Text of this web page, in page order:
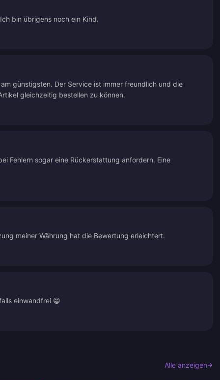
bin übrigens noch ein Kind.
günstigsten. Der Service ist immer freundlich und die
gleichzeitig bestellen zu können.
Fehlern sogar eine Rückerstattung anfordern. Eine
meiner Währung hat die Bewertung erleichtert.
einwandfrei 😁
Alle anzeigen